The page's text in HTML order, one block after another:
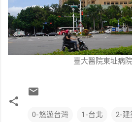
臺大醫院東址病
0-悠遊台灣 1-台北 2-建